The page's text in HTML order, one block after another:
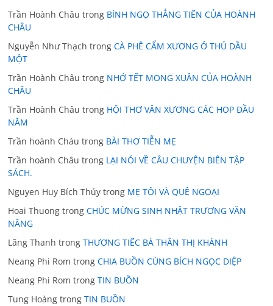
Trần Hoành Châu trong BÍNH NGỌ THẲNG TIẾN CỦA HOÀNH
CHÂU
Nguyễn Như Thạch trongCÀ PHÊ CẨM XƯƠNG Ở THỦ DẦU
MỘT
Trần Hoành Châu trong NHỚ TẾT MONG XUÂN CỦA HOÀNH
CHÂU
Trần Hoành Châu trong HỘI THƠ VĂN XƯƠNG CÁC HOP ĐẦU
NĂM
Trần hoành Cháu trong BÀI THƠ TIỄN MẸ
Trần hoành Châu trong LẠI NÓI VỀ CÂU CHUYỆN BIÊN TẬP
SÁCH.
Nguyen Huy Bích Thủy trong MẸ TÔI VÀ QUÊ NGOẠI
Hoai Thuong trongCHÚC MỪNG SINH NHẬT TRƯƠNG VĂN
NĂNG
Lãng Thanh trongTHƯƠNG TIẾC BÀ THÂN THỊ KHÁNH
Neang Phi Rom trongCHIA BUỒN CÙNG BÍCH NGỌC DIỆP
Neang Phi Rom trongTIN BUỒN
Tung Hoàng trongTIN BUỒN